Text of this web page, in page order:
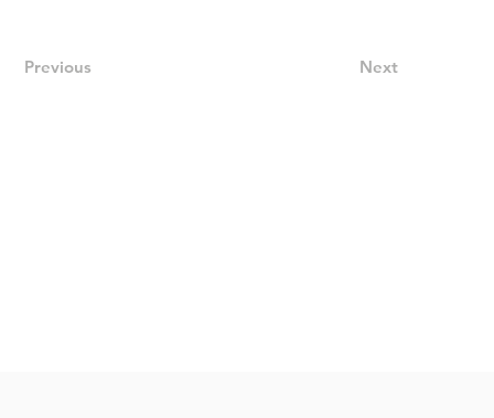
Previous Next